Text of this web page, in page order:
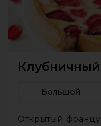
Большой
Открытый